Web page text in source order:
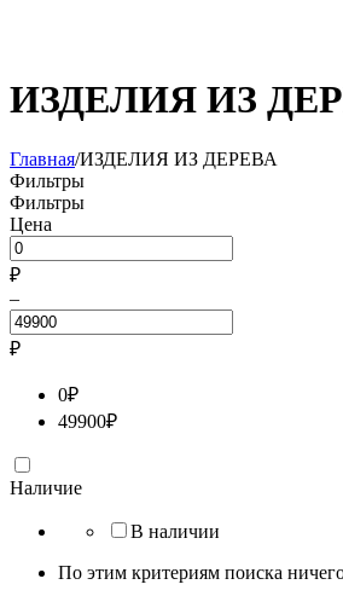
ИЗДЕЛИЯ ИЗ
Главная/ИЗДЕЛИЯ ИЗ ДЕРЕВА
Фильтры
Фильтры
Цена
₽
–
₽
0₽
49900₽
Наличие
В наличии
По этим критериям поиска